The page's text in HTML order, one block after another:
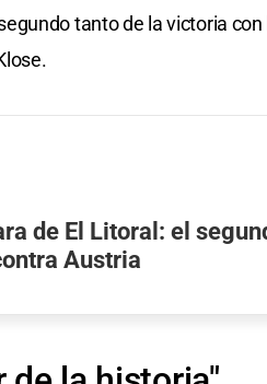
tanto de la victoria
de El Litoral: el
Austria